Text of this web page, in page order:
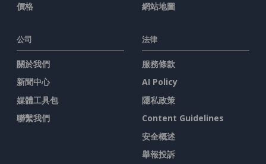
價格
網站地圖
公司
關於我們
新聞中心
媒體工具包
聯繫我們
法律
服務條款
AI Policy
隱私政策
Content Guidelines
安全概述
舉報投訴